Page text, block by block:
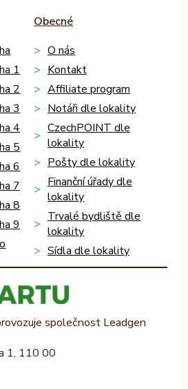
1
2
3
4
5
6
7
8
9
Obecné
O nás
Kontakt
Affiliate program
Notáři dle lokality
CzechPOINT dle
lokality
Pošty dle lokality
Finanční úřady dle
lokality
Trvalé bydliště dle
lokality
Sídla dle lokality
společnost Leadgen
1, 110 00